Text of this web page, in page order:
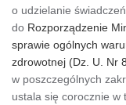
o udzielanie
do Rozporządzenie
sprawie ogólnych
zdrowotnej (Dz. U. Nr
w poszczególnych
ustala się corocznie w